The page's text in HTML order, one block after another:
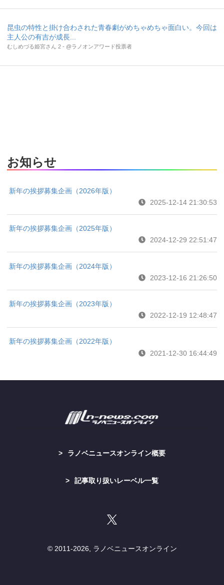
昆虫の特性と掛け合わされた青春劇がめちゃめちゃ面白い。今回は
主人公の有吉が成長...
むしめづる姫宮さん 2 - @ラノオンアワード投票者
お知らせ
新年の挨拶募集企画（2026年版）
2025-12-14 21:30:53
新年の挨拶募集企画（2025年版）
2024-12-29 22:51:47
新年の挨拶募集企画（2024年版）
2023-12-16 21:26:50
新年の挨拶募集企画（2023年版）
2022-12-19 12:48:47
新年の挨拶募集企画（2022年版）
2021-12-30 16:44:49
ラノベニュースオンライン概要
記事取り扱いレーベル一覧
© 2011-2026, ラノベニュースオンライン